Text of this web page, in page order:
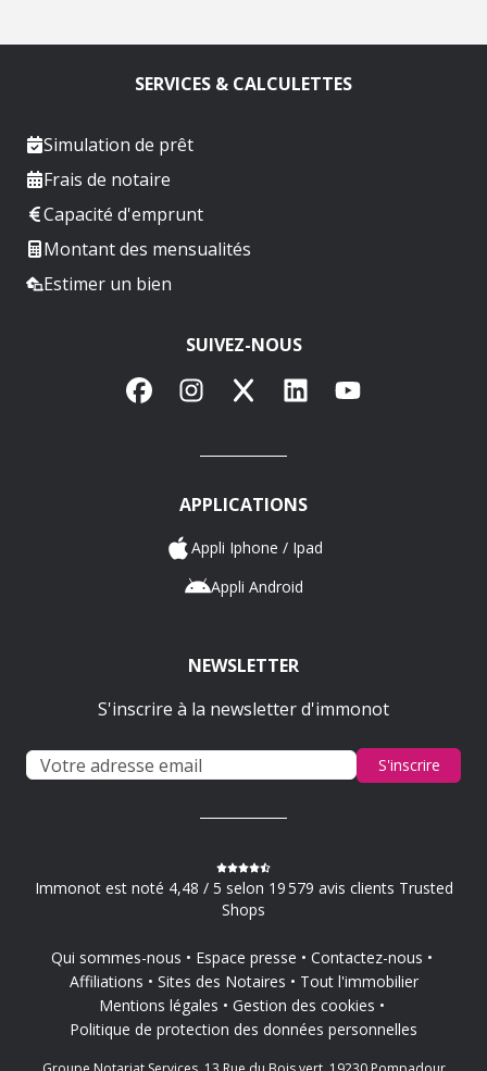
SERVICES & CALCULETTES
Simulation de prêt
Frais de notaire
Capacité d'emprunt
Montant des mensualités
Estimer un bien
SUIVEZ-NOUS
FacebookInstagram
X LinkedInYouTube
APPLICATIONS
Appli Iphone / Ipad
Appli Android
NEWSLETTER
S'inscrire à la newsletter d'immonot
S'inscrire
Immonot est noté 4,48 / 5 selon 19 579 avis clients Trusted
Shops
Qui sommes-nous Espace presse
Contactez-nous
Affiliations
Sites des Notaires
Tout l'immobilier
Mentions légales
Gestion des cookies
Politique de protection des données personnelles